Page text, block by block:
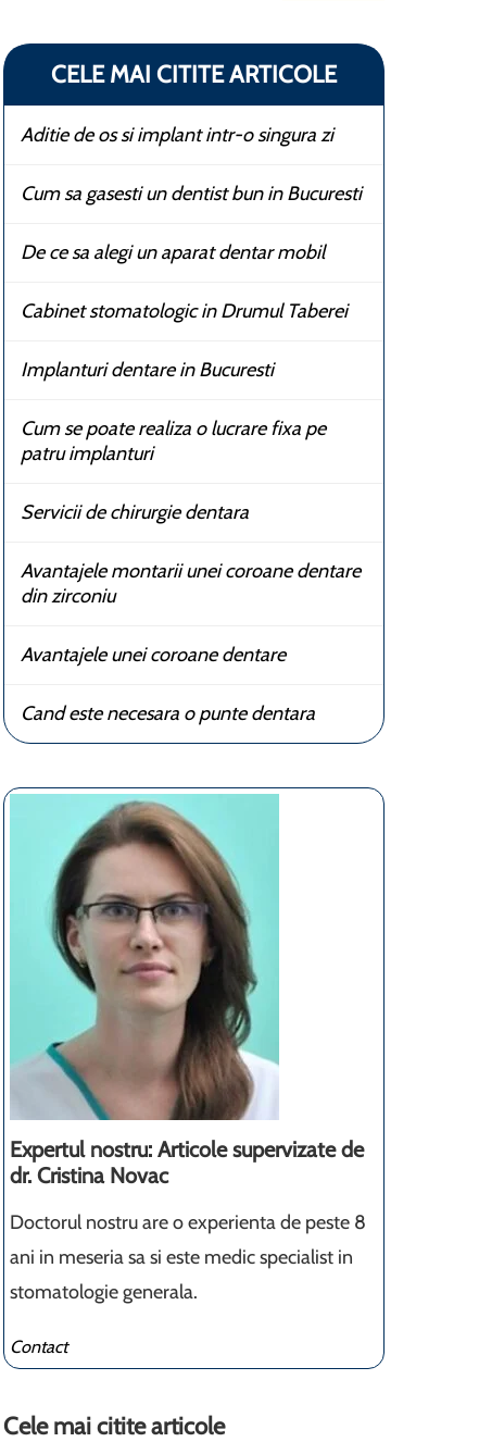
CELE MAI CITITE ARTICOLE
Aditie de os si implant intr-o singura zi
Cum sa gasesti un dentist bun in Bucuresti
De ce sa alegi un aparat dentar mobil
Cabinet stomatologic in Drumul Taberei
Implanturi dentare in Bucuresti
Cum se poate realiza o lucrare fixa pe
patru implanturi
Servicii de chirurgie dentara
Avantajele montarii unei coroane dentare
din zirconiu
Avantajele unei coroane dentare
Cand este necesara o punte dentara
Expertul nostru: Articole supervizate de
dr. Cristina Novac
Doctorul nostru are o experienta de peste 8
ani in meseria sa si este medic specialist in
stomatologie generala.
Contact
Cele mai citite articole